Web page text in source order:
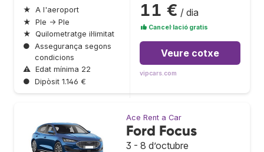
★ A l'aeroport
★ Ple → Ple
★ Quilometratge il·limitat
● Assegurança segons
condicions
⚠ Edat mínima 22
● Dipòsit 1.146 €
11 € / dia
Cancel·lació gratis
Veure cotxe
vipcars.com
Ace Rent a Car
Ford Focus
3 - 8 d’octubre